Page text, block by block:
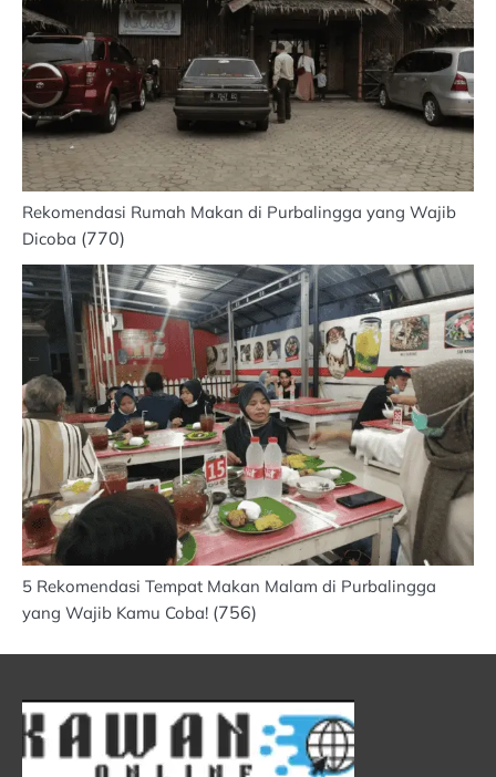
Rekomendasi Rumah Makan di Purbalingga yang Wajib
Dicoba (770)
5 Rekomendasi Tempat Makan Malam di Purbalingga
yang Wajib Kamu Coba! (756)